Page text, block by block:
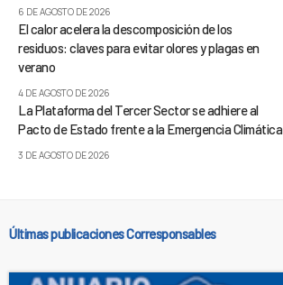
6 DE AGOSTO DE 2026
El calor acelera la descomposición de los
residuos: claves para evitar olores y plagas en
verano
4 DE AGOSTO DE 2026
La Plataforma del Tercer Sector se adhiere al
Pacto de Estado frente a la Emergencia Climática
3 DE AGOSTO DE 2026
Últimas publicaciones Corresponsables